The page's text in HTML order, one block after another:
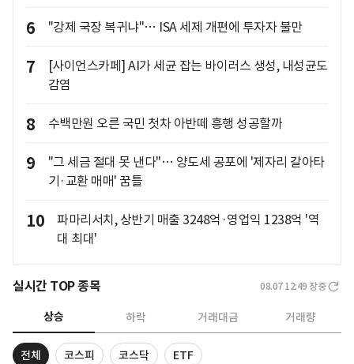
6 "강제 국장 복귀냐"… ISA 세제 개편에 투자자 불만
7
[사이언스카페] AI가 세균 잡는 바이러스 생성, 내성균도
감염
8 수백만원 오른 국민 첫차 아반떼 흥행 성공할까
9
"그 세금 절대 못 낸다"… 양도세 공포에 '제자리 갈아타
기·교환 매매' 꿈틀
10
파마리서치, 상반기 매출 3248억·영업익 1238억 '역
대 최대'
실시간 TOP 종목 08.07 12:49 장중
상승 하락 거래대금 거래량
전체 코스피 코스닥 ETF